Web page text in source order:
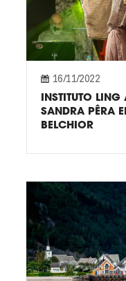
16/11/2022
INSTITUTO LING
SANDRA PÊRA
BELCHIOR